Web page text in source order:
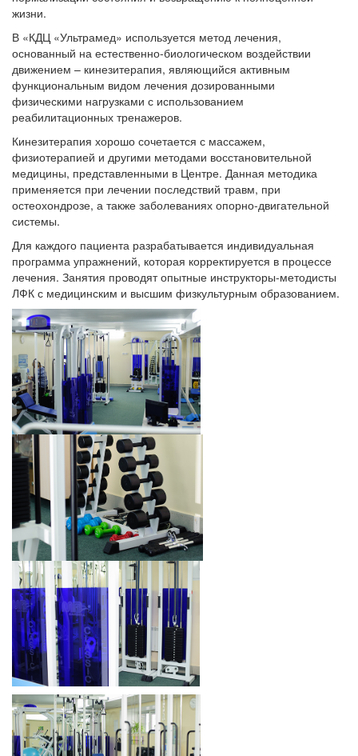
жизни.
В «КДЦ «Ультрамед» используется метод лечения,
основанный на естественно-биологическом воздействии
движением – кинезитерапия, являющийся активным
функциональным видом лечения дозированными
физическими нагрузками с использованием
реабилитационных тренажеров.
Кинезитерапия хорошо сочетается с массажем,
физиотерапией и другими методами восстановительной
медицины, представленными в Центре. Данная методика
применяется при лечении последствий травм, при
остеохондрозе, а также заболеваниях опорно-двигательной
системы.
Для каждого пациента разрабатывается индивидуальная
программа упражнений, которая корректируется в процессе
лечения. Занятия проводят опытные инструкторы-методисты
ЛФК с медицинским и высшим физкультурным образованием.